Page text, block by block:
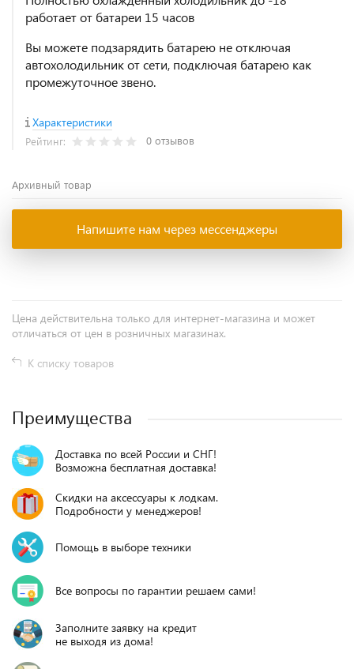
работает от батареи 15 часов
Вы можете подзарядить батарею не отключая
автохолодильник от сети, подключая батарею как
промежуточное звено.
Характеристики
Рейтинг: 0 отзывов
Архивный товар
Напишите нам через мессенджеры
Цена действительна только для интернет-магазина и может
отличаться от цен в розничных магазинах.
К списку товаров
Преимущества
Доставка по всей России и СНГ!
Возможна бесплатная доставка!
Скидки на аксессуары к лодкам.
Подробности у менеджеров!
Помощь в выборе техники
Все вопросы по гарантии решаем сами!
Заполните заявку на кредит
не выходя из дома!